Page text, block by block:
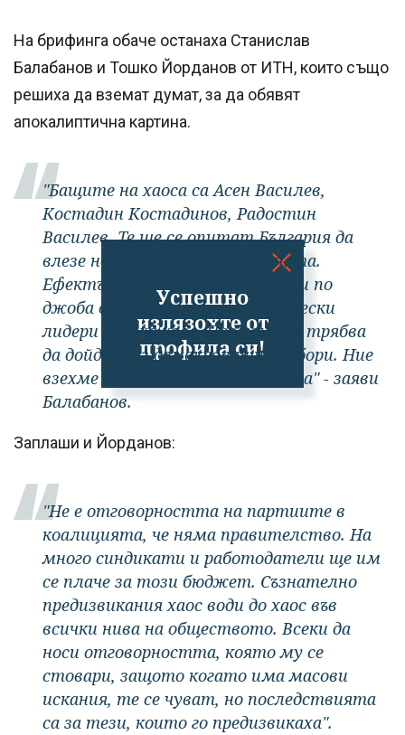
Успешно
излязохте от
профила си!
На брифинга обаче останаха Станислав
Балабанов и Тошко Йорданов от ИТН, които също
решиха да вземат думат, за да обявят
апокалиптична картина.
"Бащите на хаоса са Асен Василев,
Костадин Костадинов, Радостин
Василев. Те ще се опитат България да
влезе неподготвено в еврозоната.
Ефектът вероятно ще оценим и по
джоба си. Въпросните политически
лидери искаха хаос. Промяната трябва
да дойде чрез демократични избори. Ние
взехме правилното решение сега" - заяви
Балабанов.
Заплаши и Йорданов:
"Не е отговорността на партиите в
коалицията, че няма правителство. На
много синдикати и работодатели ще им
се плаче за този бюджет. Съзнателно
предизвикания хаос води до хаос във
всички нива на обществото. Всеки да
носи отговорността, която му се
стовари, защото когато има масови
искания, те се чуват, но последствията
са за тези, които го предизвикаха".